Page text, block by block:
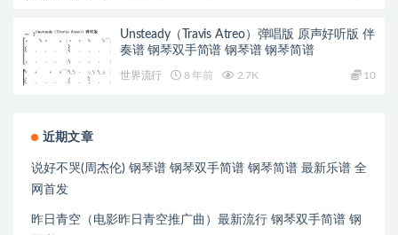
Unsteady（Travis Atreo）弹唱版 原声好听版 伴
奏谱 钢琴双手简谱 钢琴谱 钢琴简谱
世界流行 8 年前 2.7K 10
近期文章
说好不哭(周杰伦) 钢琴谱 钢琴双手简谱 钢琴简谱 最新乐谱 全
网首发
昨日青空（电影昨日青空推广曲）最新流行 钢琴双手简谱 钢